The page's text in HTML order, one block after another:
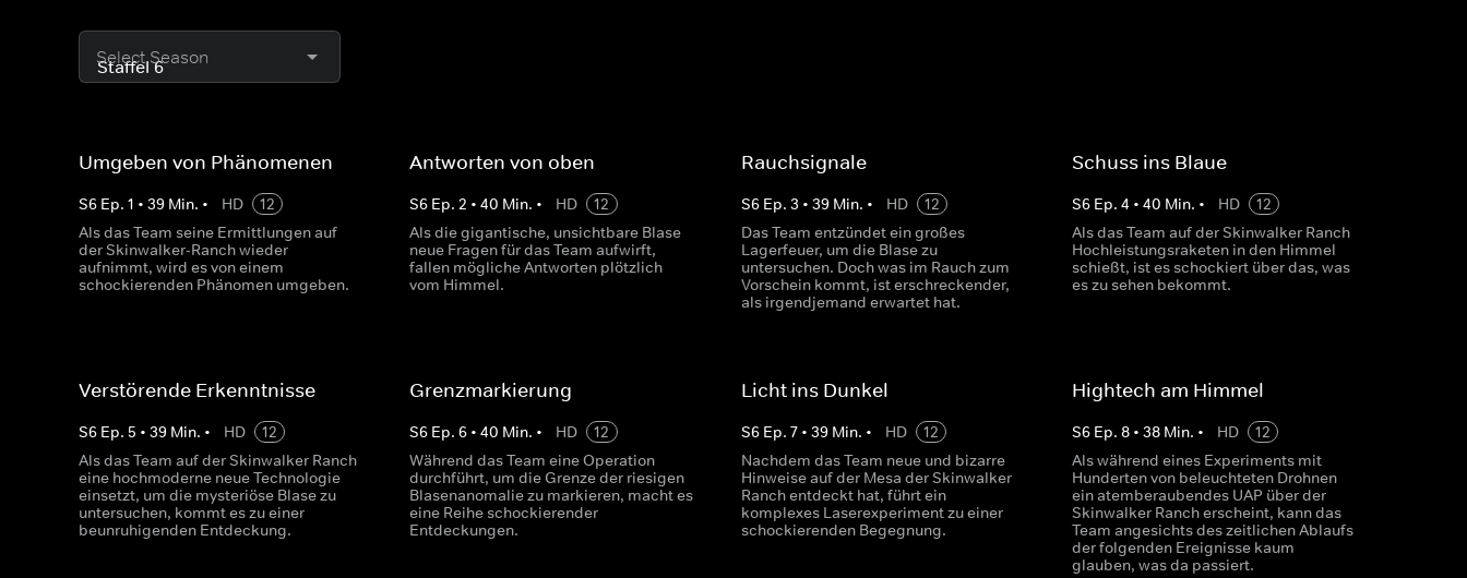
Select Season
Umgeben von Phänomenen
S6 Ep. 1 • 39 Min. • HD
12
Als das Team seine Ermittlungen auf
der Skinwalker-Ranch wieder
aufnimmt, wird es von einem
schockierenden Phänomen umgeben.
Antworten von oben
S6 Ep.2 •40 Min. • HD
12
Als die gigantische, unsichtbare Blase
neue Fragen für das Team aufwirft,
fallen mögliche Antworten plötzlich
vom Himmel.
Rauchsignale
S6 Ep. 3 • 39Min. • HD
12
Das Team entzündet ein großes
Lagerfeuer, um die Blase zu
untersuchen. Doch was im Rauch zum
Vorschein kommt, ist erschreckender,
als irgendjemand erwartet hat.
Schuss ins Blaue
S6 Ep. 4 • 40 Min. • HD
12
Als das Team auf der Skinwalker Ranch
Hochleistungsraketen in den Himmel
schießt, ist es schockiert über das, was
es zu sehen bekommt.
Verstörende Erkenntnisse
S6 Ep. 5 • 39 Min. • HD
12
Als das Team auf der Skinwalker Ranch
eine hochmoderne neue Technologie
einsetzt, um die mysteriöse Blase zu
untersuchen, kommt es zu einer
beunruhigenden Entdeckung.
Grenzmarkierung
S6 Ep.6 •40 Min. • HD
12
Während das Team eine Operation
durchführt, um die Grenze der riesigen
Blasenanomalie zu markieren, macht es
eine Reihe schockierender
Entdeckungen.
Licht ins Dunkel
S6 Ep. 7• 39Min. • HD
12
Nachdem das Team neue und bizarre
Hinweise auf der Mesa der Skinwalker
Ranch entdeckt hat, führt ein
komplexes Laserexperiment zu einer
schockierenden Begegnung.
Hightech am Himmel
S6 Ep. 8• 38Min. • HD
12
Als während eines Experiments mit
Hunderten von beleuchteten Drohnen
ein atemberaubendes UAP über der
Skinwalker Ranch erscheint, kann das
Team angesichts des zeitlichen Ablaufs
der folgenden Ereignisse kaum
glauben, was da passiert.